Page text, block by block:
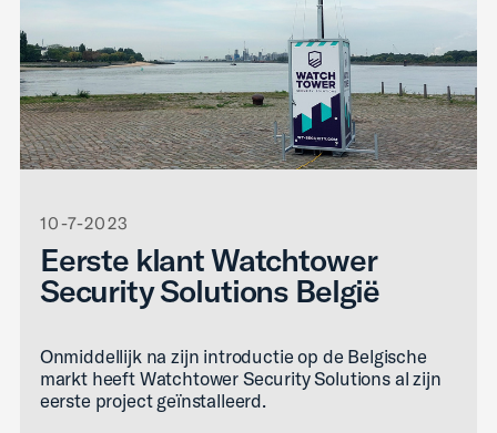
10-7-2023
Eerste klant Watchtower
Security Solutions België
Onmiddellijk na zijn introductie op de Belgische
markt heeft Watchtower Security Solutions al zijn
eerste project geïnstalleerd.